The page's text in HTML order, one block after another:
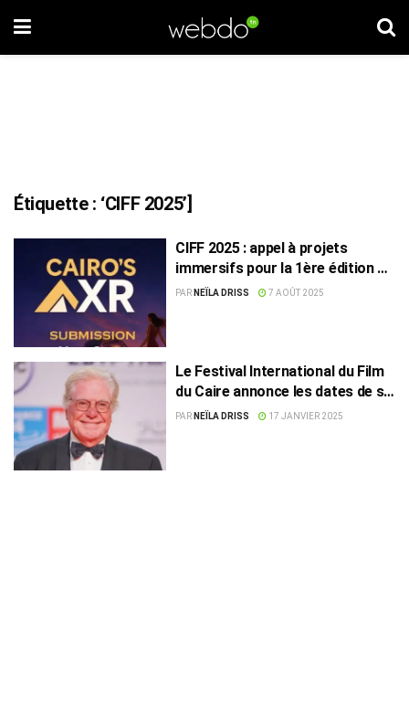
Étiquette : ‘CIFF 2025’]
CIFF 2025 : appel à projets
immersifs pour la 1ère édition de
“CAIRO’S XR”
PAR NEÏLA DRISS 7 AOÛT 2025
Le Festival International du Film
du Caire annonce les dates de sa
46e édition
PAR NEÏLA DRISS 17 JANVIER 2025